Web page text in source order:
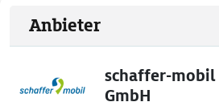
Anbieter
schaffer-
GmbH